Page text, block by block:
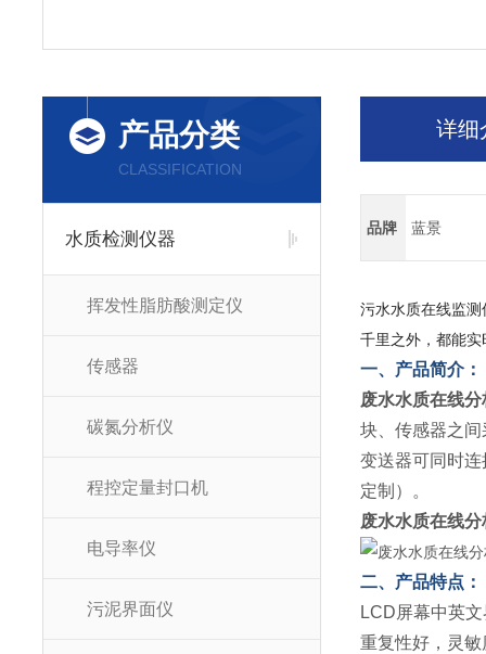
产品分类
CLASSIFICATION
水质检测仪器
挥发性脂肪酸测定仪
传感器
碳氮分析仪
程控定量封口机
电导率仪
污泥界面仪
详细
品牌 蓝景
污水水质在线监
千里之外，都能
一、产品简介：
废水水质在线分
块、传感器之
变送器可同时
定制）。
废水水质在线分
二、产品特点：
LCD屏幕中英
重复性好，灵